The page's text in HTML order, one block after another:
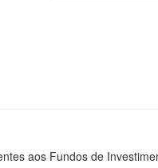
aos Fundos de